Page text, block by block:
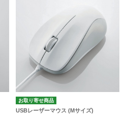
お取り寄せ商品
USBレーザーマウス (Mサイズ)